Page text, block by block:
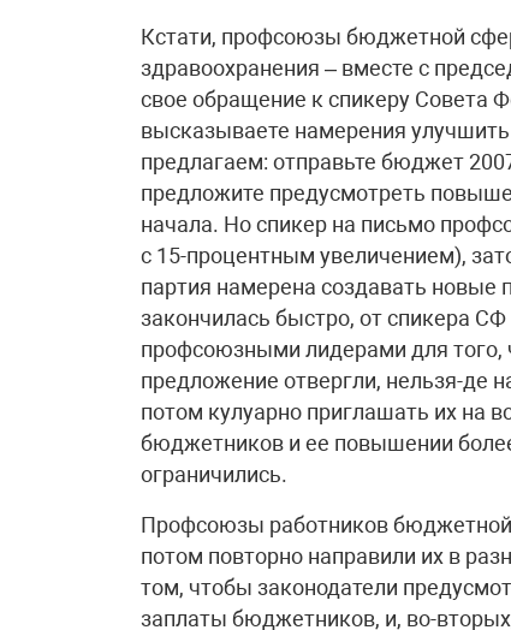
Кстати, профсоюзы бюджетной
здравоохранения – вместе с
свое обращение к спикеру Совета
высказываете намерения
предлагаем: отправьте бюджет
предложите предусмотреть
начала. Но спикер на письмо
с 15-процентным увеличением),
партия намерена создавать новые
закончилась быстро, от спикера
профсоюзными лидерами для
предложение отвергли, нельзя-де
потом кулуарно приглашать их на
бюджетников и ее повышении
ограничились.
Профсоюзы работников
потом повторно направили их в
том, чтобы законодатели
заплаты бюджетников, и, во-